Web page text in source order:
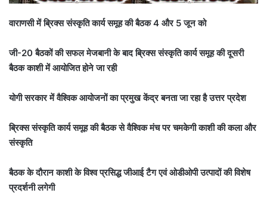
वाराणसी में ब्रिक्स संस्कृति कार्य समूह की बैठक 4 और 5 जून को
जी-20 बैठकों की सफल मेजबानी के बाद ब्रिक्स संस्कृति कार्य समूह की दूसरी
बैठक काशी में आयोजित होने जा रही
योगी सरकार में वैश्विक आयोजनों का प्रमुख केंद्र बनता जा रहा है उत्तर प्रदेश
ब्रिक्स संस्कृति कार्य समूह की बैठक से वैश्विक मंच पर चमकेगी काशी की कला और
संस्कृति
बैठक के दौरान काशी के विश्व प्रसिद्ध जीआई टैग एवं ओडीओपी उत्पादों की विशेष
प्रदर्शनी लगेगी